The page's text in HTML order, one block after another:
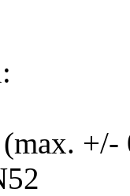
+/-